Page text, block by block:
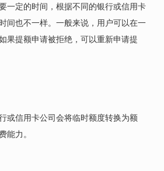
一定的时间，根据不同的银行或信用卡
间也不一样。一般来说，用户可以在一
果提额申请被拒绝，可以重新申请提
或信用卡公司会将临时额度转换为额
能力。